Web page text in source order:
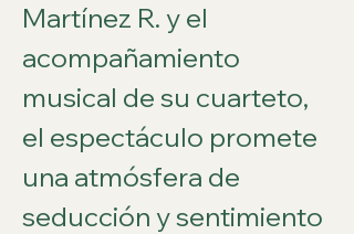
Martínez R. y el
acompañamiento
musical de su cuarteto,
el espectáculo promete
una atmósfera de
seducción y sentimiento